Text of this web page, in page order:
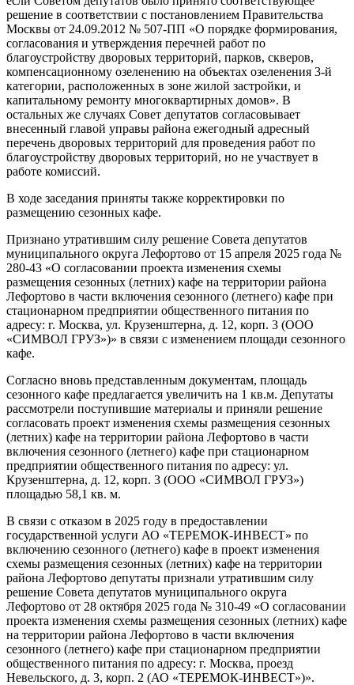
решение в соответствии с постановлением Правительства
Москвы от 24.09.2012 № 507-ПП «О порядке формирования,
согласования и утверждения перечней работ по
благоустройству дворовых территорий, парков, скверов,
компенсационному озеленению на объектах озеленения 3-й
категории, расположенных в зоне жилой застройки, и
капитальному ремонту многоквартирных домов». В
остальных же случаях Совет депутатов согласовывает
внесенный главой управы района ежегодный адресный
перечень дворовых территорий для проведения работ по
благоустройству дворовых территорий, но не участвует в
работе комиссий.
В ходе заседания приняты также корректировки по
размещению сезонных кафе.
Признано утратившим силу решение Совета депутатов
муниципального округа Лефортово от 15 апреля 2025 года №
280-43 «О согласовании проекта изменения схемы
размещения сезонных (летних) кафе на территории района
Лефортово в части включения сезонного (летнего) кафе при
стационарном предприятии общественного питания по
адресу: г. Москва, ул. Крузенштерна, д. 12, корп. 3 (ООО
«СИМВОЛ ГРУЗ»)» в связи с изменением площади сезонного
кафе.
Согласно вновь представленным документам, площадь
сезонного кафе предлагается увеличить на 1 кв.м. Депутаты
рассмотрели поступившие материалы и приняли решение
согласовать проект изменения схемы размещения сезонных
(летних) кафе на территории района Лефортово в части
включения сезонного (летнего) кафе при стационарном
предприятии общественного питания по адресу: ул.
Крузенштерна, д. 12, корп. 3 (ООО «СИМВОЛ ГРУЗ»)
площадью 58,1 кв. м.
В связи с отказом в 2025 году в предоставлении
государственной услуги АО «ТЕРЕМОК-ИНВЕСТ» по
включению сезонного (летнего) кафе в проект изменения
схемы размещения сезонных (летних) кафе на территории
района Лефортово депутаты признали утратившим силу
решение Совета депутатов муниципального округа
Лефортово от 28 октября 2025 года № 310-49 «О согласовании
проекта изменения схемы размещения сезонных (летних) кафе
на территории района Лефортово в части включения
сезонного (летнего) кафе при стационарном предприятии
общественного питания по адресу: г. Москва, проезд
Невельского, д. 3, корп. 2 (АО «ТЕРЕМОК-ИНВЕСТ»)».